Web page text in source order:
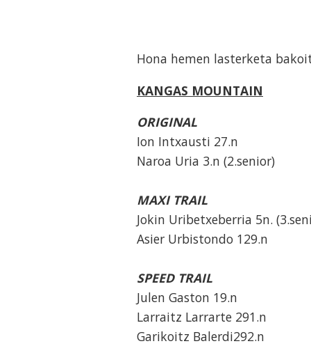
Hona hemen lasterketa
KANGAS MOUNTAIN
ORIGINAL
Ion Intxausti 27.n
Naroa Uria 3.n (2.senior)
MAXI TRAIL
Jokin Uribetxeberria 5n.
Asier Urbistondo 129.n
SPEED TRAIL
Julen Gaston 19.n
Larraitz Larrarte 291.n
Garikoitz Balerdi292.n